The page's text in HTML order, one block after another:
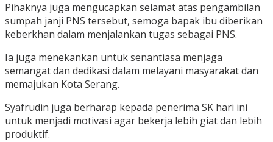
Pihaknya juga mengucapkan selamat atas pengambilan
sumpah janji PNS tersebut, semoga bapak ibu diberikan
keberkhan dalam menjalankan tugas sebagai PNS.
Ia juga menekankan untuk senantiasa menjaga
semangat dan dedikasi dalam melayani masyarakat dan
memajukan Kota Serang.
Syafrudin juga berharap kepada penerima SK hari ini
untuk menjadi motivasi agar bekerja lebih giat dan lebih
produktif.